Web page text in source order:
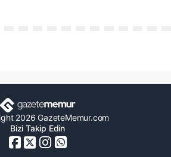
2026 GazeteMemur.com
Bizi Takip Edin